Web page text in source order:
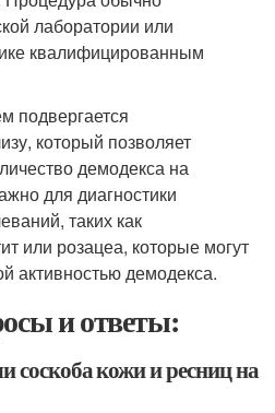
лаборатории или
квалифицированным
подвергается
который позволяет
демодекса на
для диагностики
таких как
или розацеа, которые могут
активностью демодекса.
и ответы:
соскоба кожи и ресниц на